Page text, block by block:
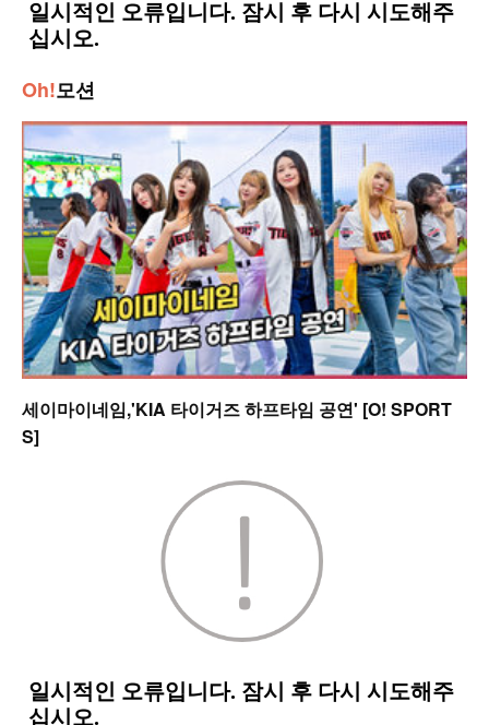
Oh!모션
세이마이네임,'KIA 타이거즈 하프타임 공연' [O! SPORT
S]